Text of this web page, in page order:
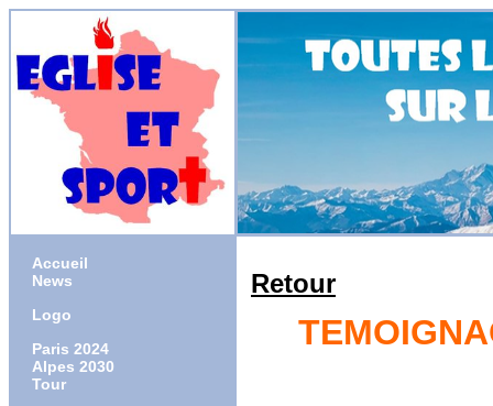
Accueil
News
Logo
Paris 2024
Alpes 2030
Tour
Retour